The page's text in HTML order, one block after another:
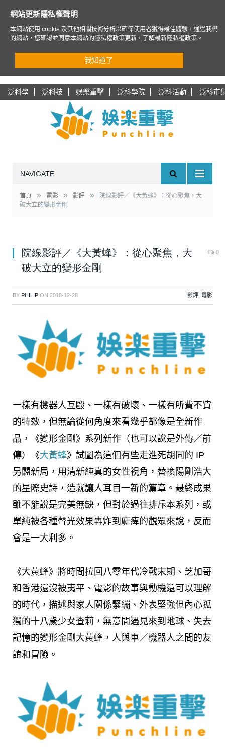
泛科學 泛科技 娛樂重擊 泛科學院 泛科活動 泛科市
NAVIGATE
首頁 » 電影 » 影評 »
院線影評／《大黃蜂》：從心聚焦，大
破大立的變形金剛
院線影評／《大黃蜂》：從心聚焦，大
破大立的變形金剛
0
BY PHILIP ON 2018-12-28 影評 電影
一樣有機器人互毆、一樣有破壞、一樣有所費不貲
的特效，但無論從何角度來看幾乎都像是全新作
品，《變形金剛》系列新作（也可以說是外傳／前
傳）《大黃蜂》試圖為這個有些走進死胡同的 IP
另闢新局，用清新純真的女性視角，替換陽剛浩大
的星際史詩，造就讓人耳目一新的篇章。最終成果
雖不能說是完美無缺，但對於過往排斥本系列，或
單純被各種聲光效果轟炸到麻痺的觀眾來說，反而
會是一大利多。
《大黃蜂》將時間拉回八零年代冷戰末期、芝加哥
和香港還沒被夷平、電影的故事與動機還可以理解
的時代，描述與家人關係緊繃、外表堅強但內心孤
獨的十八歲少女查莉，無意間遇見來到地球、失去
記憶的變形金剛大黃蜂，人與車／機器人之間的友
誼和冒險。
網站更新隱私權聲明
本網站使用 cookie 及其他相關技術分析以確保使用者獲得最佳體驗，通過我們
的網站，您確認並同意本網站的隱私權政策更新，
了解最新隱私權政策 。
我知道了